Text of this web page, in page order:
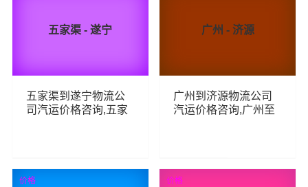
五家渠 - 遂宁
五家渠到遂宁物流公
司汽运价格咨询,五家
59
查看详细
广州 - 济源
广州到济源物流公司
汽运价格咨询,广州至
76
查看详细
价格 价格